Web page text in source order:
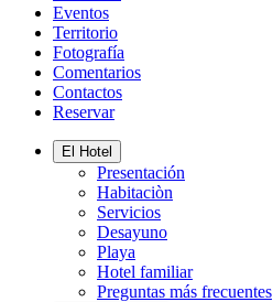
Eventos
Territorio
Fotografía
Comentarios
Contactos
Reservar
El Hotel
Presentación
Habitaciòn
Servicios
Desayuno
Playa
Hotel familiar
Preguntas más frecuentes